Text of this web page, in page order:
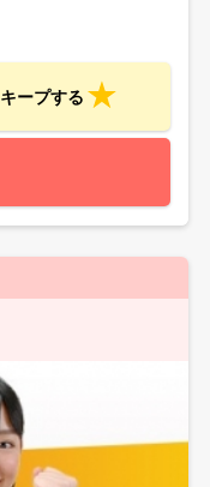
キープする